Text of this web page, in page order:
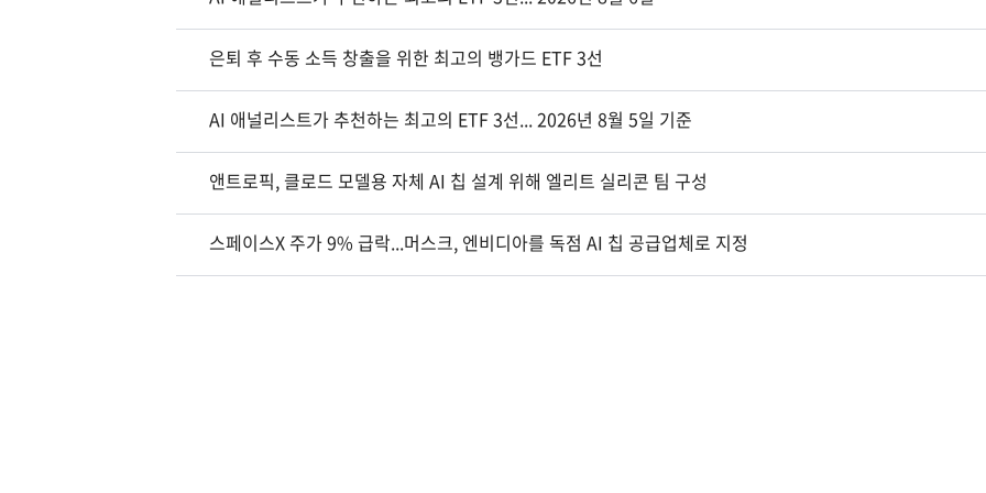
은퇴 후 수동 소득 창출을 위한 최고의 뱅가드 ETF 3선
AI 애널리스트가 추천하는 최고의 ETF 3선... 2026년 8월 5일 기준
앤트로픽, 클로드 모델용 자체 AI 칩 설계 위해 엘리트 실리콘 팀 구성
스페이스X 주가 9% 급락...머스크, 엔비디아를 독점 AI 칩 공급업체로 지정